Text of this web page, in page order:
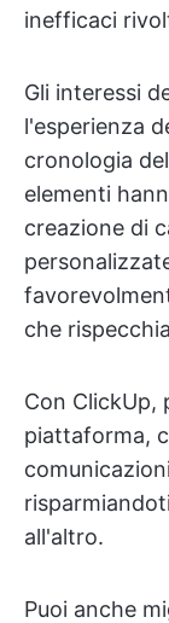
inefficaci
Gli interessi
l'esperienza
cronologia
elementi
creazione di
che
Con ClickUp,
piattaforma,
all'altro.
Puoi anche